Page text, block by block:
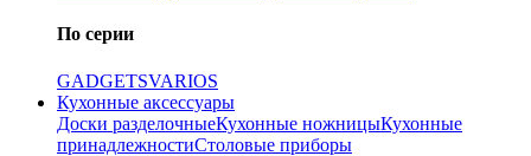
По серии
GADGETSVARIOS
Кухонные аксессуары
Доски разделочныеКухонные ножницыКухонные
принадлежностиСтоловые приборы